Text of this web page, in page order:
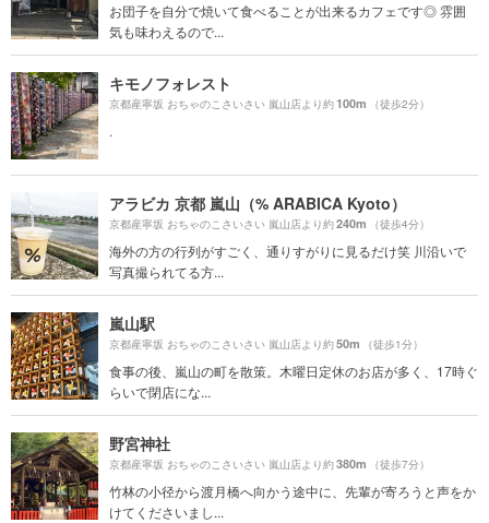
お団子を自分で焼いて食べることが出来るカフェです◎ 雰囲
気も味わえるので...
キモノフォレスト
京都産寧坂 おちゃのこさいさい 嵐山店より約100m （徒歩2分）
.
アラビカ 京都 嵐山（% ARABICA Kyoto）
京都産寧坂 おちゃのこさいさい 嵐山店より約240m （徒歩4分）
海外の方の行列がすごく、通りすがりに見るだけ笑 川沿いで
写真撮られてる方...
嵐山駅
京都産寧坂 おちゃのこさいさい 嵐山店より約50m （徒歩1分）
食事の後、嵐山の町を散策。木曜日定休のお店が多く、17時ぐ
らいで閉店にな...
野宮神社
京都産寧坂 おちゃのこさいさい 嵐山店より約380m （徒歩7分）
竹林の小径から渡月橋へ向かう途中に、先輩が寄ろうと声をか
けてくださいまし...